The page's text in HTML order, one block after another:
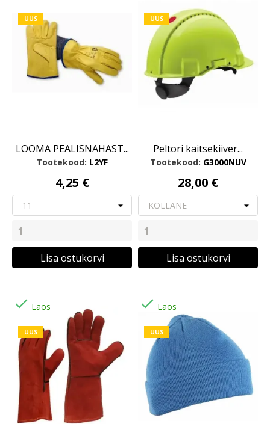
UUS
LOOMA PEALISNAHAST...
Tootekood: L2YF
4,25 €
Lisa ostukorvi
UUS
Peltori kaitsekiiver...
Tootekood: G3000NUV
28,00 €
Lisa ostukorvi
 Laos
UUS
 Laos
UUS